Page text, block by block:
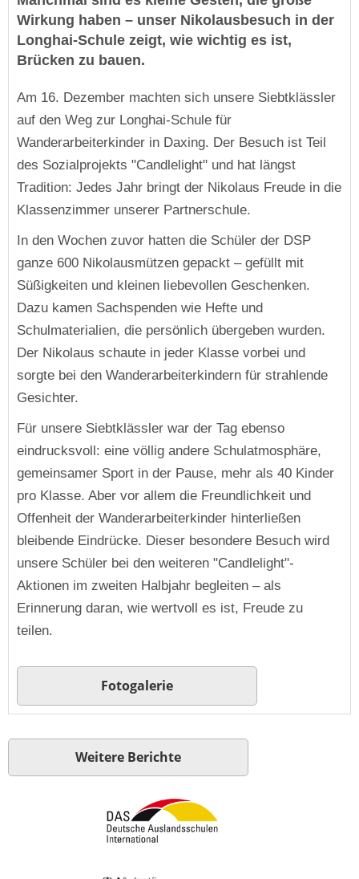
Wirkung haben – unser Nikolausbesuch in der
Longhai-Schule zeigt, wie wichtig es ist,
Brücken zu bauen.
Am 16. Dezember machten sich unsere Siebtklässler
auf den Weg zur Longhai-Schule für
Wanderarbeiterkinder in Daxing. Der Besuch ist Teil
des Sozialprojekts "Candlelight" und hat längst
Tradition: Jedes Jahr bringt der Nikolaus Freude in die
Klassenzimmer unserer Partnerschule.
In den Wochen zuvor hatten die Schüler der DSP
ganze 600 Nikolausmützen gepackt – gefüllt mit
Süßigkeiten und kleinen liebevollen Geschenken.
Dazu kamen Sachspenden wie Hefte und
Schulmaterialien, die persönlich übergeben wurden.
Der Nikolaus schaute in jeder Klasse vorbei und
sorgte bei den Wanderarbeiterkindern für strahlende
Gesichter.
Für unsere Siebtklässler war der Tag ebenso
eindrucksvoll: eine völlig andere Schulatmosphäre,
gemeinsamer Sport in der Pause, mehr als 40 Kinder
pro Klasse. Aber vor allem die Freundlichkeit und
Offenheit der Wanderarbeiterkinder hinterließen
bleibende Eindrücke. Dieser besondere Besuch wird
unsere Schüler bei den weiteren "Candlelight"-
Aktionen im zweiten Halbjahr begleiten – als
Erinnerung daran, wie wertvoll es ist, Freude zu
teilen.
Fotogalerie
Weitere Berichte